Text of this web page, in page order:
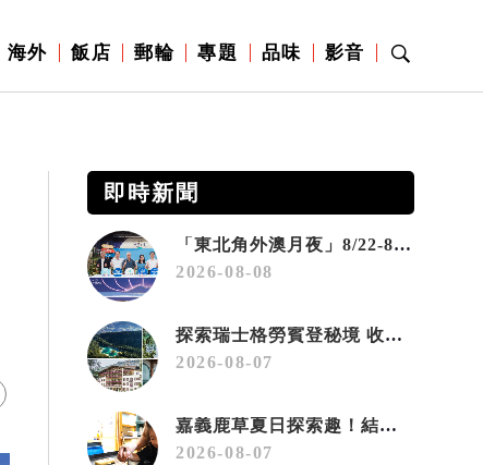
海外 飯店 郵輪 專題 品味 影音
即時新聞
「東北角外澳月夜」8/22-8/23浪漫登場 串聯五漁村、音樂、市集、火舞與慢旅共度夏夜
2026-08-08
探索瑞士格勞賓登秘境 收藏六種阿爾卑斯夏日療癒之旅
2026-08-07
嘉義鹿草夏日探索趣！結合科學、農場與自然的親子小旅行
2026-08-07